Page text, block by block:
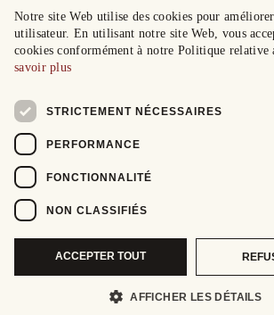
Notre site Web utilise des cookies pour
utilisateur. En utilisant notre site Web, vous
cookies conformément à notre Politique
savoir plus
STRICTEMENT NÉCESSAIRES
PERFORMANCE
FONCTIONNALITÉ
NON CLASSIFIÉS
ACCEPTER TOUT
AFFICHER LES DÉTAILS